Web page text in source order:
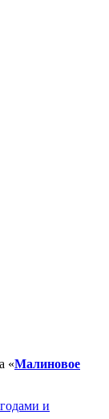
«Малиновое